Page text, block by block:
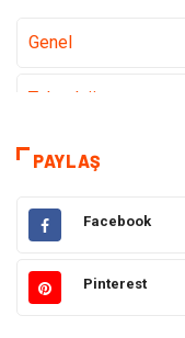
Genel
Teknoloji
Teknoloji & İnternet
Elektrik & Elektronik
Gıda
PAYLAŞ
Facebook
Pinterest